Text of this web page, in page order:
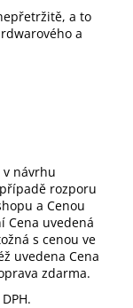
a to
a
v návrhu
rozporu
a Cenou
Cena uvedená
s cenou ve
uvedena Cena
zdarma.